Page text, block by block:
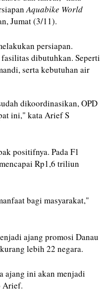
Aquabike World
Jumat (3/11).
persiapan.
dibutuhkan. Seperti
serta kebutuhan air
dikoordinasikan, OPD
ini," kata Arief S
positifnya. Pada F1
Rp1,6 triliun
bagi masyarakat,"
ajang promosi Danau
lebih 22 negara.
ajang ini akan menjadi
Arief.